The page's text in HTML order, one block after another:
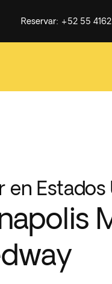
Reservar: +52 55
en Estados